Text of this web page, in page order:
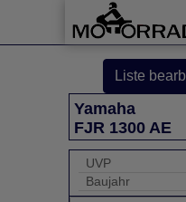
Liste
Yamaha
FJR 1300 AE
UVP
Baujahr